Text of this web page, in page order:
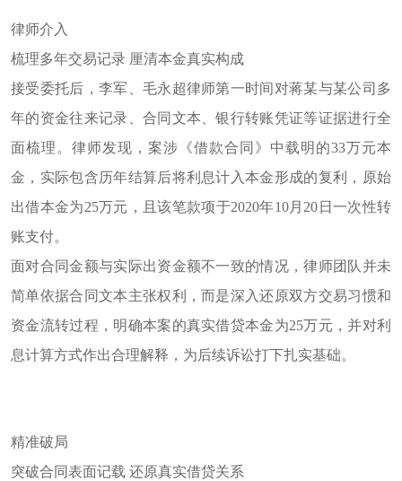
律师介入
梳理多年交易记录 厘清本金真实构成
接受委托后，李军、毛永超律师第一时间对蒋某与某公司多
年的资金往来记录、合同文本、银行转账凭证等证据进行全
面梳理。律师发现，案涉《借款合同》中载明的33万元本
金，实际包含历年结算后将利息计入本金形成的复利，原始
出借本金为25万元，且该笔款项于2020年10月 20 日一次性转
账支付。
面对合同金额与实际出资金额不一致的情况，律师团队并未
简单依据合同文本主张权利，而是深入还原双方交易习惯和
资金流转过程，明确本案的真实借贷本金为25万元，并对利
息计算方式作出合理解释，为后续诉讼打下扎实基础。
精准破局
突破合同表面记载 还原真实借贷关系